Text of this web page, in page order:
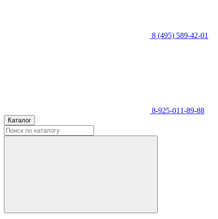
8 (495) 589-42-01
8-925-011-89-88
Каталог